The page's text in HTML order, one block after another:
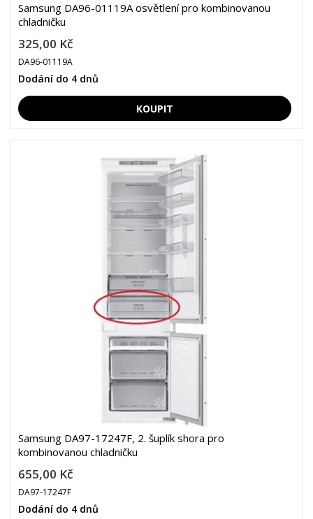
Samsung DA96-01119A osvětlení pro kombinovanou
chladničku
325,00 Kč
DA96-01119A
Dodání do 4 dnů
Samsung DA97-17247F, 2. šuplík shora pro
kombinovanou chladničku
655,00 Kč
DA97-17247F
Dodání do 4 dnů